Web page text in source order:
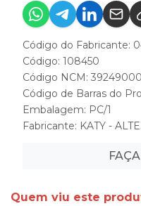
Código do Fabricante:
Código: 108450
Código NCM: 39249000
Código de Barras do
Embalagem: PC/1
Fabricante: KATY -
Quem viu este